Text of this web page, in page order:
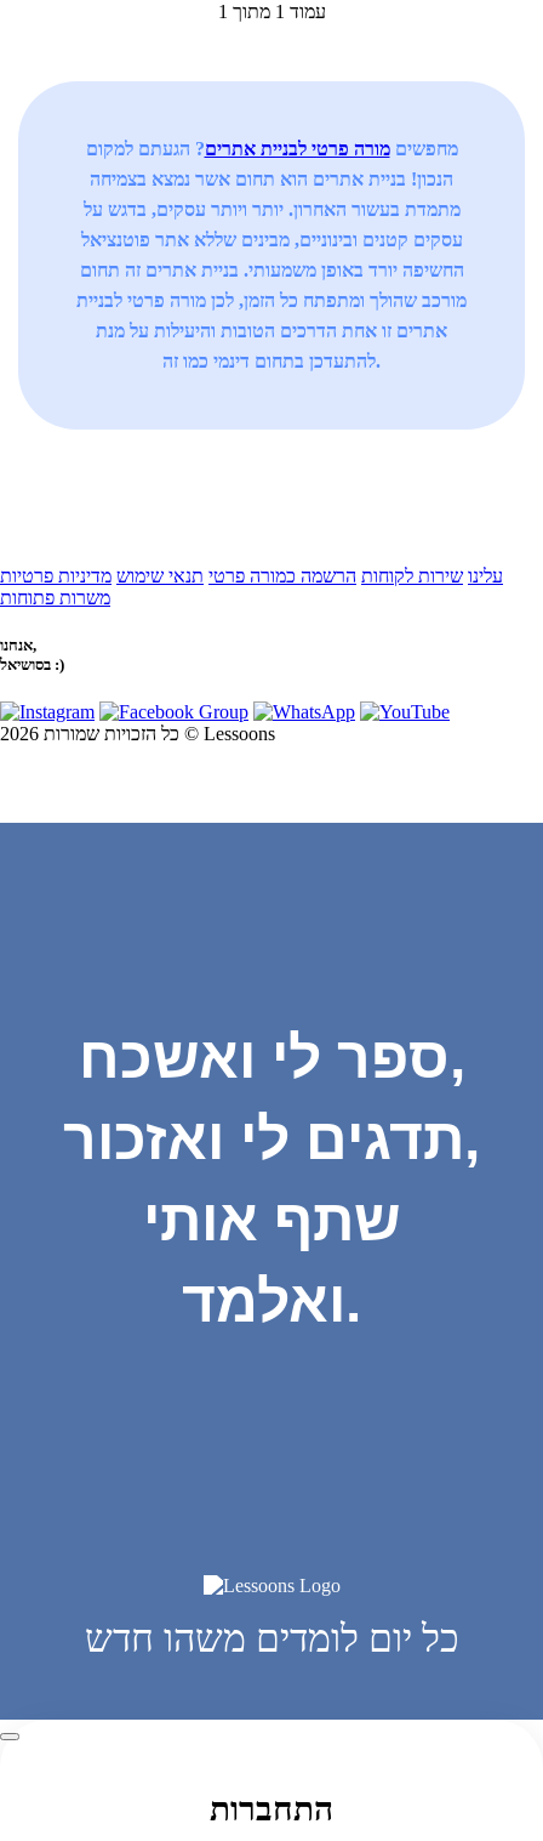
עמוד 1 מתוך 1
מחפשיםמורה פרטי לבניית אתרים? הגעתם למקום
הנכון! בניית אתרים הוא תחום אשר נמצא בצמיחה
מתמדת בעשור האחרון. יותר ויותר עסקים, בדגש על
עסקים קטנים ובינוניים, מבינים שללא אתר פוטנציאל
החשיפה יורד באופן משמעותי. בניית אתרים זה תחום
מורכב שהולך ומתפתח כל הזמן, לכן מורה פרטי לבניית
אתרים זו אחת הדרכים הטובות והיעילות על מנת
להתעדכן בתחום דינמי כמו זה.
עלינו שירות לקוחות הרשמה כמורה פרטי תנאי שימוש מדיניות פרטיות
משרות פתוחות
אנחנו,
בסושיאל :)
כל הזכויות שמורות 2026 © Lessoons
ספר לי ואשכח,
תדגים לי ואזכור,
שתף אותי
ואלמד.
כל יום לומדים משהו חדש
התחברות